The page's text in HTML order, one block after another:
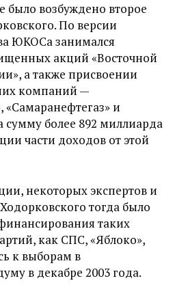
было возбуждено второе
По версии
ЮКОСа занимался
акций «Восточной
а также присвоении
компаний —
«Самаранефтегаз» и
сумму более 892 миллиарда
части доходов от этой
некоторых экспертов и
тогда было
таких
как СПС, «Яблоко»,
к выборам в
в декабре 2003 года.